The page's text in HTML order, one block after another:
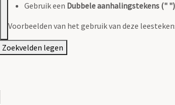
Gebruik een Dubbele aanhalingstekens (" ")
Voorbeelden van het gebruik van deze
Zoekvelden legen